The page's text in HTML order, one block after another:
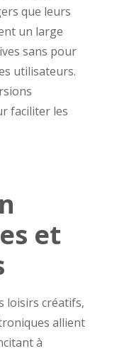
que leurs
un large
sans pour
utilisateurs.
faciliter les
et
loisirs créatifs,
allient
à